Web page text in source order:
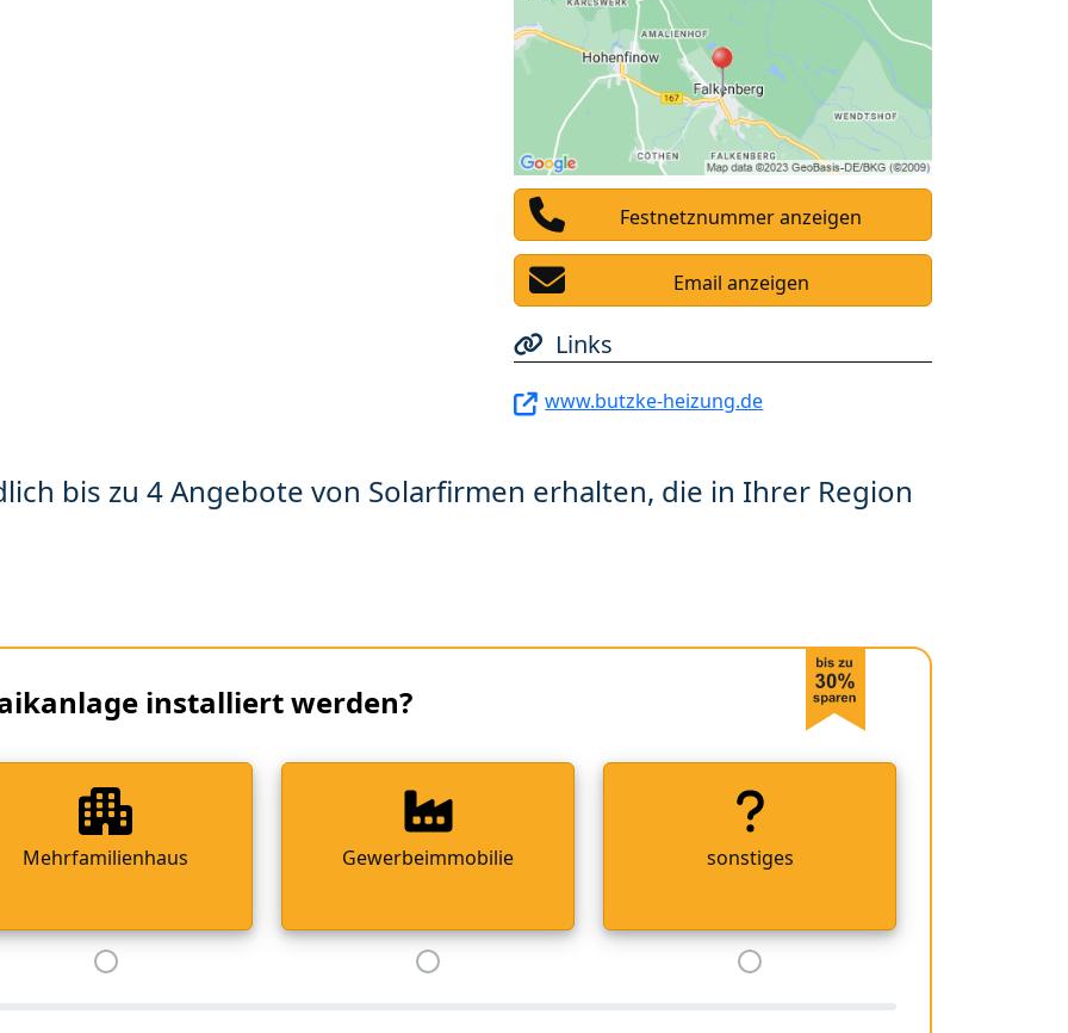
Festnetznummer anzeigen
Email anzeigen
Links
www.butzke-heizung.de
bis zu 4 Angebote von Solarfirmen erhalten, die in Ihrer Region
installiert werden?
Mehrfamilienhaus Gewerbeimmobilie sonstiges